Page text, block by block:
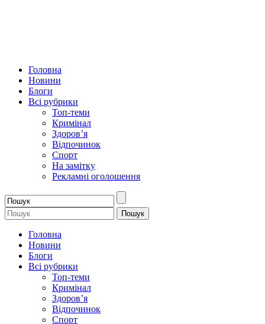
Головна
Новини
Блоги
Всі рубрики
Топ-теми
Кримінал
Здоров’я
Відпочинок
Спорт
На замітку
Рекламні оголошення
Головна
Новини
Блоги
Всі рубрики
Топ-теми
Кримінал
Здоров’я
Відпочинок
Спорт